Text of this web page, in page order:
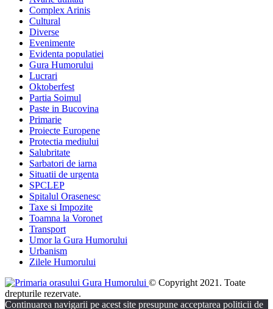
Complex Arinis
Cultural
Diverse
Evenimente
Evidenta populatiei
Gura Humorului
Lucrari
Oktoberfest
Partia Soimul
Paste in Bucovina
Primarie
Proiecte Europene
Protectia mediului
Salubritate
Sarbatori de iarna
Situatii de urgenta
SPCLEP
Spitalul Orasenesc
Taxe si Impozite
Toamna la Voronet
Transport
Umor la Gura Humorului
Urbanism
Zilele Humorului
© Copyright 2021. Toate
drepturile rezervate.
Continuarea navigarii pe acest site presupune acceptarea politicii de